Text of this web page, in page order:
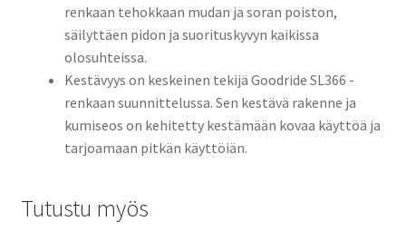
renkaan tehokkaan mudan ja soran poiston,
säilyttäen pidon ja suorituskyvyn kaikissa
olosuhteissa.
Kestävyys on keskeinen tekijä Goodride SL366 -
renkaan suunnittelussa. Sen kestävä rakenne ja
kumiseos on kehitetty kestämään kovaa käyttöä ja
tarjoamaan pitkän käyttöiän.
Tutustu myös